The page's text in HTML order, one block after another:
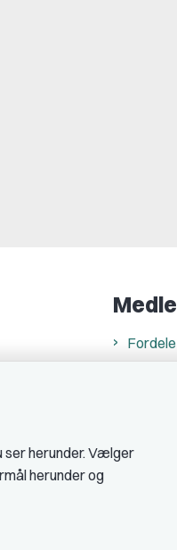
ser herunder. Vælger
herunder og